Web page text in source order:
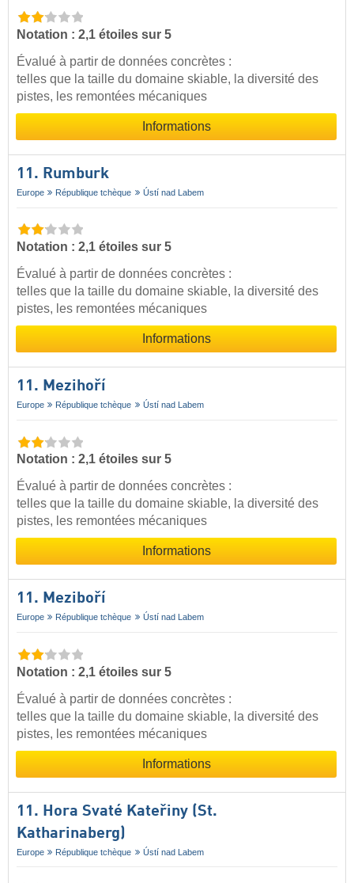
Notation : 2,1 étoiles sur 5
Évalué à partir de données concrètes :
telles que la taille du domaine skiable, la diversité des
pistes, les remontées mécaniques
Informations
11. Rumburk
Europe République tchèque Ústí nad Labem
Notation : 2,1 étoiles sur 5
Évalué à partir de données concrètes :
telles que la taille du domaine skiable, la diversité des
pistes, les remontées mécaniques
Informations
11. Mezihoří
Europe République tchèque Ústí nad Labem
Notation : 2,1 étoiles sur 5
Évalué à partir de données concrètes :
telles que la taille du domaine skiable, la diversité des
pistes, les remontées mécaniques
Informations
11. Meziboří
Europe République tchèque Ústí nad Labem
Notation : 2,1 étoiles sur 5
Évalué à partir de données concrètes :
telles que la taille du domaine skiable, la diversité des
pistes, les remontées mécaniques
Informations
11. Hora Svaté Kateřiny (St.
Katharinaberg)
Europe République tchèque Ústí nad Labem